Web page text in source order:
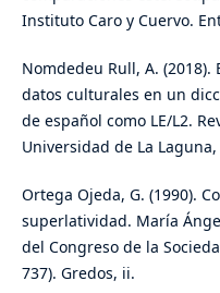
Instituto Caro y Cuervo.
Nomdedeu Rull, A.
datos culturales en un
de español como LE/L2.
Universidad de La Laguna,
Ortega Ojeda, G. (1990).
superlatividad. María
del Congreso de la
737). Gredos, ii.